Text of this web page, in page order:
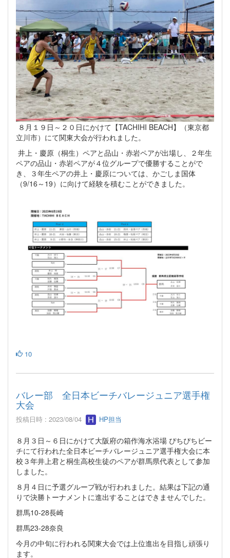
８月１９日～２０日にかけて【TACHIHI BEACH】（東京都
立川市）にて関東大会が行われました。
井上・慶原（桐生）ペアと品山・赤岩ペアが出場し、２年生
ペアの品山・赤岩ペアが４位グループで優勝することがで
き、３年生ペアの井上・慶原については、かごしま国体
（9/16～19）に向けて経験を積むことができました。
10
バレー部 全日本ビーチバレージュニア選手権
大会
投稿日時 : 2023/08/04 HP担当
８月３日～６日にかけて大阪府の箱作海水浴場 ぴちぴちビー
チにて行われた全日本ビーチバレージュニア選手権大会に本
校３年井上君と桐生高校生徒のペアが群馬県代表として参加
しました。
８月４日に予選グループ戦が行われました。結果は下記の通
りで決勝トーナメントに進出することはできませんでした。
群馬10-28長崎
群馬23-28奈良
今月の中旬に行われる関東大会では上位進出を目指し頑張り
ます。